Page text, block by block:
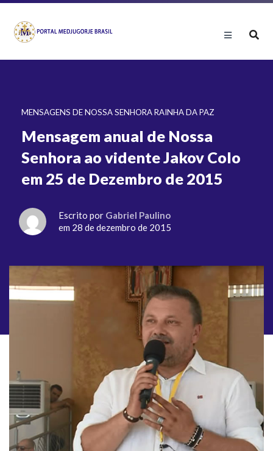
MENSAGENS DE NOSSA SENHORA RAINHA DA PAZ
Mensagem anual de Nossa
Senhora ao vidente Jakov Colo
em 25 de Dezembro de 2015
Escrito por Gabriel Paulino
em 28 de dezembro de 2015